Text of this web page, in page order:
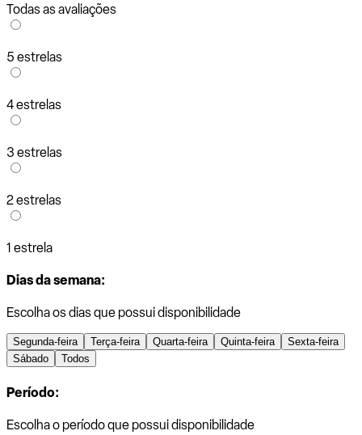
Todas as avaliações
5 estrelas
4 estrelas
3 estrelas
2 estrelas
1 estrela
Dias da semana:
Escolha os dias que possui disponibilidade
Segunda-feira Terça-feira Quarta-feira Quinta-feira
Sexta-feira
Sábado
Todos
Período:
Escolha o período que possui disponibilidade